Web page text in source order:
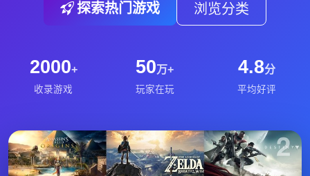
探索热门游戏 浏览分类
2000+
收录游戏
50万+
玩家在玩
4.8分
平均好评